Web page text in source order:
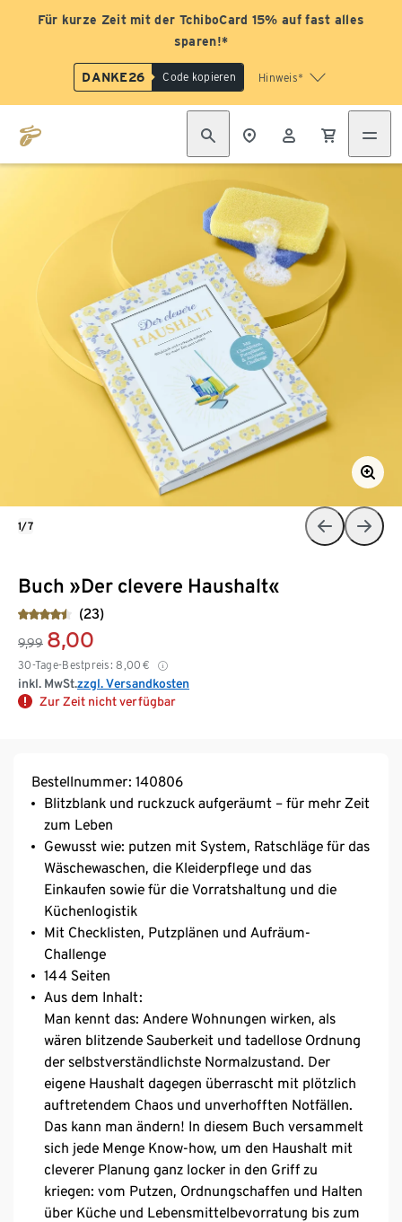
Für kurze Zeit mit der TchiboCard 15% auf fast alles
sparen!*
DANKE26 Code kopieren Hinweis*
Buch »Der clevere Haushalt«
(23)
9,99 8,00
30-Tage-Bestpreis: 8,00 €
inkl. MwSt.zzgl. Versandkosten
Zur Zeit nicht verfügbar
1/7
Bestellnummer: 140806
Blitzblank und ruckzuck aufgeräumt – für mehr Zeit
zum Leben
Gewusst wie: putzen mit System, Ratschläge für das
Wäschewaschen, die Kleiderpflege und das
Einkaufen sowie für die Vorratshaltung und die
Küchenlogistik
Mit Checklisten, Putzplänen und Aufräum-
Challenge
144 Seiten
Aus dem Inhalt:
Man kennt das: Andere Wohnungen wirken, als
wären blitzende Sauberkeit und tadellose Ordnung
der selbstverständlichste Normalzustand. Der
eigene Haushalt dagegen überrascht mit plötzlich
auftretendem Chaos und unverhofften Notfällen.
Das kann man ändern! In diesem Buch versammelt
sich jede Menge Know-how, um den Haushalt mit
cleverer Planung ganz locker in den Griff zu
kriegen: vom Putzen, Ordnungschaffen und Halten
über Küche und Lebensmittelbevorratung bis zum